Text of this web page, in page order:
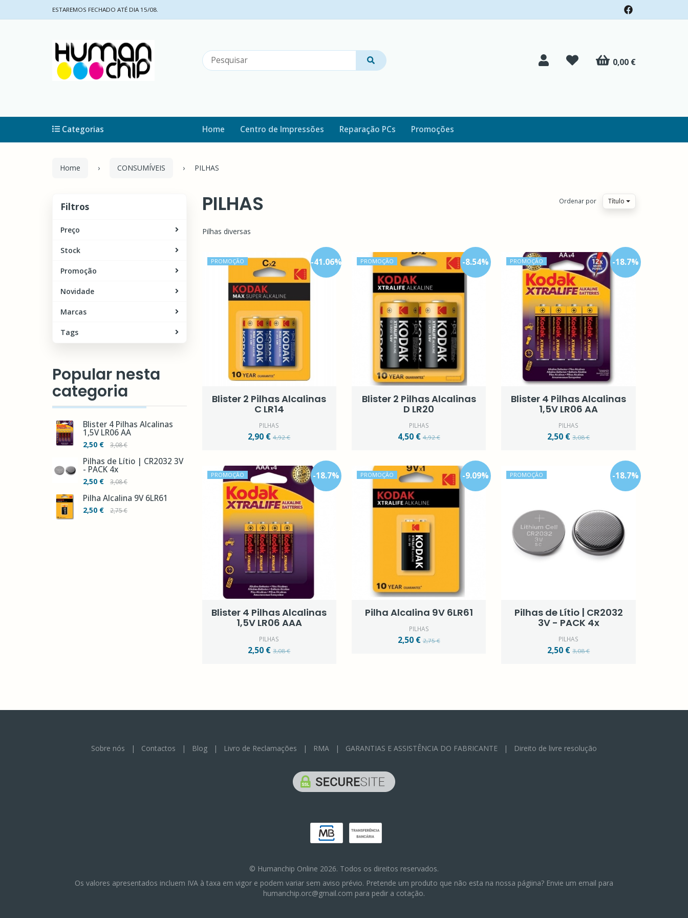
ESTAREMOS FECHADO ATÉ DIA 15/08.
0,00 €
Home Centro de Impressões Reparação PCs Promoções
Categorias
Home CONSUMÍVEIS PILHAS
Filtros
Preço
Stock
Promoção
Novidade
Marcas
Tags
Popular nesta
categoria
Blister 4 Pilhas Alcalinas
1,5V LR06 AA
2,50 € 3,08 €
Pilhas de Lítio | CR2032 3V
- PACK 4x
2,50 € 3,08 €
Pilha Alcalina 9V 6LR61
2,50 € 2,75 €
PILHAS Ordenar por Título
Pilhas diversas
-41.06%
PROMOÇÃO
Blister 2 Pilhas Alcalinas
C LR14
PILHAS
2,90 €4,92 €
-8.54%
PROMOÇÃO
Blister 2 Pilhas Alcalinas
D LR20
PILHAS
4,50 €4,92 €
-18.7%
PROMOÇÃO
Blister 4 Pilhas Alcalinas
1,5V LR06 AA
PILHAS
2,50 €3,08 €
-18.7%
PROMOÇÃO
Blister 4 Pilhas Alcalinas
1,5V LR06 AAA
PILHAS
2,50 €3,08 €
-9.09%
PROMOÇÃO
Pilha Alcalina 9V 6LR61
PILHAS
2,50 €2,75 €
-18.7%
PROMOÇÃO
Pilhas de Lítio | CR2032
3V - PACK 4x
PILHAS
2,50 €3,08 €
Sobre nós | Contactos | Blog | Livro de Reclamações | RMA | GARANTIAS E ASSISTÊNCIA DO FABRICANTE | Direito de livre resolução
© Humanchip Online 2026. Todos os direitos reservados.
Os valores apresentados incluem IVA à taxa em vigor e podem variar sem aviso prévio. Pretende um produto que não esta na nossa págiina? Envie um email para
humanchip.orc@gmail.com para pedir a cotação.